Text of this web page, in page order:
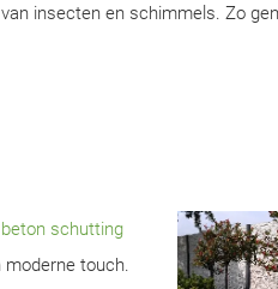
insecten en schimmels. Zo
beton schutting
touch.